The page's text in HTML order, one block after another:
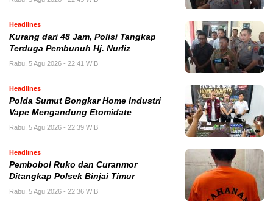
Headlines
Kurang dari 48 Jam, Polisi Tangkap
Terduga Pembunuh Hj. Nurliz
Rabu, 5 Agu 2026 - 22:41 WIB
Headlines
Polda Sumut Bongkar Home Industri
Vape Mengandung Etomidate
Rabu, 5 Agu 2026 - 22:39 WIB
Headlines
Pembobol Ruko dan Curanmor
Ditangkap Polsek Binjai Timur
Rabu, 5 Agu 2026 - 22:36 WIB